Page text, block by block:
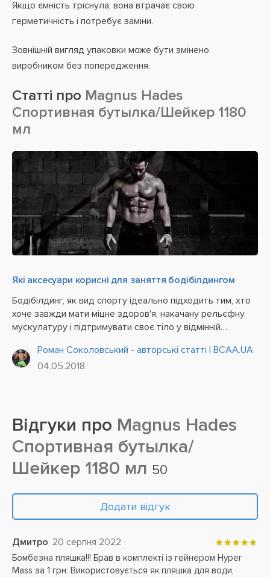
Якщо ємність тріснула, вона втрачає свою
герметичність і потребує заміни.
Зовнішній вигляд упаковки може бути змінено
виробником без попередження.
Статті про Magnus Hades
Спортивная бутылка/Шейкер 1180
мл
Які аксесуари корисні для заняття бодібілдингом
Бодібілдинг, як вид спорту ідеально підходить тим, хто
хоче завжди мати міцне здоров'я, накачану рельєфну
мускулатуру і підтримувати своє тіло у відмінній
тренування, а також спеціальне харчування з
підвищеним вмістом...
Роман Соколовський - авторські статті | BCAA.UA
04.05.2018
Відгуки про Magnus Hades
Спортивная бутылка/
Шейкер 1180 мл 50
Додати відгук
Дмитро 20 серпня 2022
Бомбезна пляшка!!! Брав в комплекті із гейнером Hyper
Mass за 1 грн. Використовується як пляшка для води,